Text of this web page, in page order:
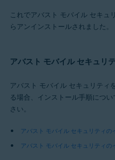
これでアバスト モバイル セキュ
らアンインストールされました。
アバスト モバイル セキュリ
アバスト モバイル セキュリティ
る場合、インストール手順につ
さい。
アバスト モバイル セキュリティの
アバスト モバイル セキュリティの